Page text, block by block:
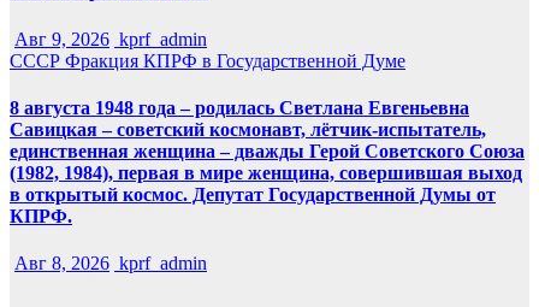
Авг 9, 2026 kprf_admin
СССР Фракция КПРФ в Государственной Думе
8 августа 1948 года – родилась Светлана Евгеньевна
Савицкая – советский космонавт, лётчик-испытатель,
единственная женщина – дважды Герой Советского Союза
(1982, 1984), первая в мире женщина, совершившая выход
в открытый космос. Депутат Государственной Думы от
КПРФ.
Авг 8, 2026 kprf_admin